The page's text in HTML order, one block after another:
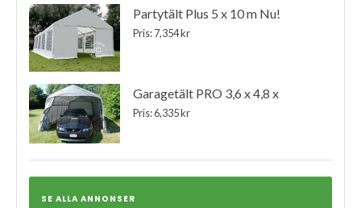
Partytält Plus 5 x 10 m Nu!
Pris: 7,354 kr
Garagetält PRO 3,6 x 4,8 x
Pris: 6,335 kr
SE ALLA ANNONSER